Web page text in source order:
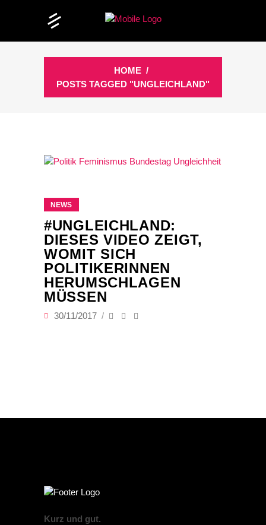
HOME /
POSTS TAGGED "UNGLEICHLAND"
NEWS
#UNGLEICHLAND:
DIESES VIDEO ZEIGT,
WOMIT SICH
POLITIKERINNEN
HERUMSCHLAGEN
MÜSSEN
30/11/2017
Kurz und gut.